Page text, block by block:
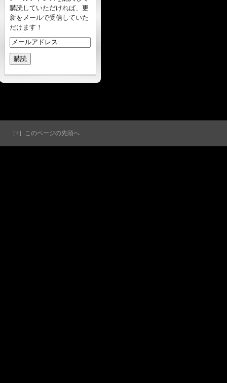
購読していただければ、更
新をメールで受信していた
だけます！
［↑］このページの先頭へ